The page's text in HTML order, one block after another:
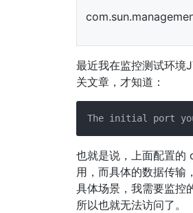
最近我在监控测试环境
关文章，才知道：
也就是说，上面配置
用，而具体的数据传输
具体场景，我需要监控
所以也就无法访问了。